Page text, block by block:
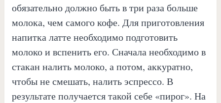
обязательно должно быть в три раза больше
молока, чем самого кофе. Для приготовления
напитка латте необходимо подготовить
молоко и вспенить его. Сначала необходимо в
стакан налить молоко, а потом, аккуратно,
чтобы не смешать, налить эспрессо. В
результате получается такой себе «пирог». На